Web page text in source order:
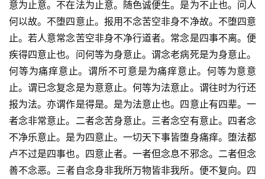
意为止意。不在法为止意。随色诚便生。是为不止也。问人
何以故。不堕四意止。报用不念苦空非身不净故。不堕四意
止。若人意常念苦空非身不净行道者。常念是四事不离。便
疾得四意止也。问何等为身意止。谓念老病死是为身意止。
何等为痛痒意止。谓所不可意是为痛痒意止。何等为意意
止。谓已念复念是为意意止。何等为法意止。谓往时为行还
报为法。亦谓作是得是。是为法意止也。四意止有四辈。一
者念非常意止。二者念苦身意止。三者念空有意止。四者念
不净乐意止。是为四意止。一切天下事皆堕身痛痒。堕法都
卢不过是四事也。四意止者。一者但念息不邪念。二者但念
善不念恶。三者自念身非我所万物皆非我所。便不复向。四